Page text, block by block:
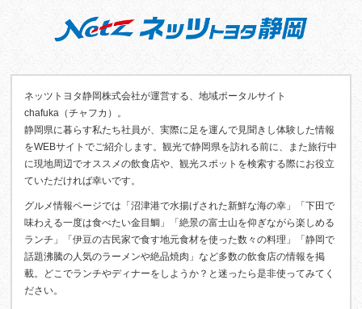
ネッツトヨタ静岡株式会社が運営する、地域ポータルサイト
chafuka（チャフカ）。
静岡県に暮らす私たち社員が、実際に足を運んで見聞きし体験した情報
をWEBサイトでご紹介します。観光で静岡県を訪れる前に、また旅行中
に現地周辺でオススメの飲食店や、観光スポットを検索する際にお役立
ていただければ幸いです。
グルメ情報ページでは「沼津港で水揚げされた新鮮な海の幸」「下田で
味わえる一度は食べたい金目鯛」「絶景の富士山を仰ぎながら楽しめる
ランチ」「伊豆の古民家で食す地元食材を使った数々の料理」「静岡で
話題沸騰の人気のラーメンや絶品焼肉」など多数の飲食店の情報を掲
載。どこでランチやディナーをしようか？と迷ったら是非使ってみてく
ださい。